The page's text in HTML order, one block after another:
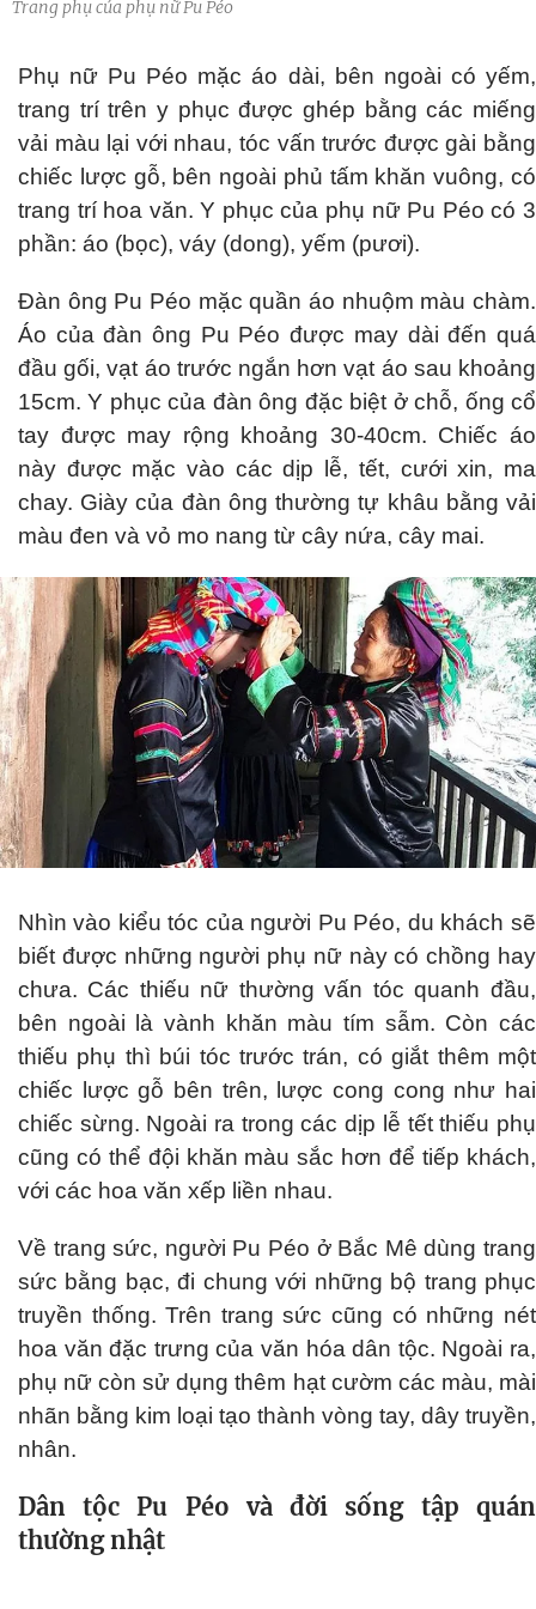
Trang phụ của phụ nữ Pu Péo
Phụ nữ Pu Péo mặc áo dài, bên ngoài có yếm,
trang trí trên y phục được ghép bằng các miếng
vải màu lại với nhau, tóc vấn trước được gài bằng
chiếc lược gỗ, bên ngoài phủ tấm khăn vuông, có
trang trí hoa văn. Y phục của phụ nữ Pu Péo có 3
phần: áo (bọc), váy (dong), yếm (pươi).
Đàn ông Pu Péo mặc quần áo nhuộm màu chàm.
Áo của đàn ông Pu Péo được may dài đến quá
đầu gối, vạt áo trước ngắn hơn vạt áo sau khoảng
15cm. Y phục của đàn ông đặc biệt ở chỗ, ống cổ
tay được may rộng khoảng 30-40cm. Chiếc áo
này được mặc vào các dịp lễ, tết, cưới xin, ma
chay. Giày của đàn ông thường tự khâu bằng vải
màu đen và vỏ mo nang từ cây nứa, cây mai.
Nhìn vào kiểu tóc của người Pu Péo, du khách sẽ
biết được những người phụ nữ này có chồng hay
chưa. Các thiếu nữ thường vấn tóc quanh đầu,
bên ngoài là vành khăn màu tím sẫm. Còn các
thiếu phụ thì búi tóc trước trán, có giắt thêm một
chiếc lược gỗ bên trên, lược cong cong như hai
chiếc sừng. Ngoài ra trong các dịp lễ tết thiếu phụ
cũng có thể đội khăn màu sắc hơn để tiếp khách,
với các hoa văn xếp liền nhau.
Về trang sức, người Pu Péo ở Bắc Mê dùng trang
sức bằng bạc, đi chung với những bộ trang phục
truyền thống. Trên trang sức cũng có những nét
hoa văn đặc trưng của văn hóa dân tộc. Ngoài ra,
phụ nữ còn sử dụng thêm hạt cườm các màu, mài
nhãn bằng kim loại tạo thành vòng tay, dây truyền,
nhân.
Dân tộc Pu Péo và đời sống tập quán
thường nhật